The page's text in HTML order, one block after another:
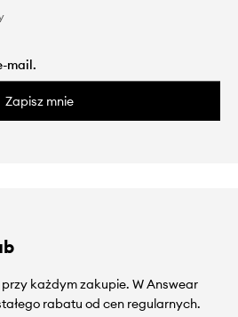
Zapisz mnie
każdym zakupie. W Answear
rabatu od cen regularnych.